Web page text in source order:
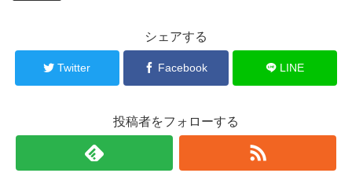
シェアする
Twitter Facebook LINE
投稿者をフォローする